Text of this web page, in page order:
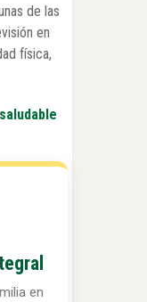
de las
en
física,
en